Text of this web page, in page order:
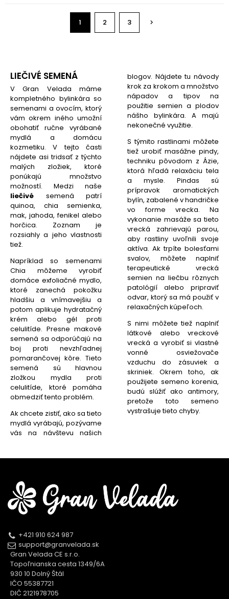
1 2 3 
LIEČIVÉ SEMENÁ
V Gran Velada máme
kompletného bylinkára so
semenami a ovocím, ktorý
vám okrem iného umožní
obohatiť ručne vyrábané
mydlá a domácu
kozmetiku. V tejto časti
nájdete asi tridsať z týchto
malých zložiek, ktoré
ponúkajú množstvo
možností. Medzi naše
liečivé semená patrí
quinoa, chia semienka,
mak, jahoda, fenikel alebo
horčica. Zoznam je
rozsiahly a jeho vlastnosti
tiež.
Napríklad so semenami
Chia môžeme vyrobiť
domáce exfoliačné mydlo,
ktoré zanechá pokožku
hladšiu a vnímavejšiu a
potom aplikuje hydratačný
krém alebo gél proti
celulitíde. Presne makové
semená sa odporúčajú na
boj proti nevzhľadnej
pomarančovej kôre. Tieto
semená sú hlavnou
zložkou mydla proti
celulitíde, ktoré pomáha
obmedziť tento problém.
Ak chcete zistiť, ako sa tieto
mydlá vyrábajú, pozývame
vás na návštevu našich
blogov. Nájdete tu návody
krok za krokom a množstvo
nápadov a tipov na
použitie semien a plodov
nášho bylinkára. A majú
nekonečné využitie.
S týmito rastlinami môžete
tiež urobiť masážne pindy,
techniku pôvodom z Ázie,
ktorá hľadá relaxáciu tela
a mysle. Pindas sú
prípravok aromatických
bylín, zabalené v handričke
vo forme vrecka. Na
vykonanie masáže sa tieto
vrecká zahrievajú parou,
aby rastliny uvoľnili svoje
aktíva. Ak trpíte bolesťami
svalov, môžete naplniť
terapeutické vrecká
semien na liečbu rôznych
patológií alebo pripraviť
odvar, ktorý sa má použiť v
relaxačných kúpeľoch.
S nimi môžete tiež naplniť
látkové alebo vreckové
vrecká a vyrobiť si vlastné
vonné osviežovače
vzduchu do zásuviek a
skriniek. Okrem toho, ak
použijete semeno korenia,
budú slúžiť ako antimory,
pretože toto semeno
vystrašuje tieto chyby.
+421 910 624 987
support@granvelada.sk
Gran Velada CE s.r.o.
Topoľnianska cesta 1349/6A
930 10 Dolný Štál
IČO 55387721
DIČ 2121978705